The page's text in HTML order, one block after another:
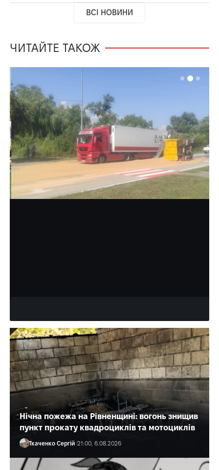
ВСІ НОВИНИ
ЧИТАЙТЕ ТАКОЖ
НОВИНИ ОБЛАСТЬ ТРАНСПОРТ
Нічна пожежа на Рівненщині: вогонь знищив
пункт прокату квадроциклів та мотоциклів
Ткаченко Сергій 21:00, 6.08.2026